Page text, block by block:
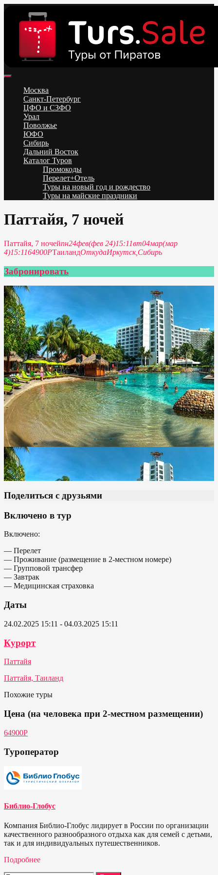
content
Низкие цены на путевки 3-7-10 ночей все включено, отдых на
море. Распродажа экскурсионных и горнолыжных туров.
Обновление каждый день. Официальный сайт Тур Сейл
Москва
Санкт-Петербург
ЦФО и СЗФО
Урал
Поволжье
ЮФО
Сибирь
Дальний Восток
Каталог Туров
Промокоды
Перелет+Отель
Туры на новый год и рождество
Туры на майские праздники
Паттайя, 7 ночей
Паттайя, 7 ночейпн24фев(фев 24)15:11вт04мар(мар
4)15:1164900РТаиландОткудаИркутск, Сибирь
Забронировать
Поделиться с друзьями
Включено в тур
Включено:
— Перелет
— Проживание (размещение в 2-местном номере)
— Групповой трансфер
— Завтрак
— Медицинская страховка
Даты
24.02.2025 15:11 - 04.03.2025 15:11
Курорт
Паттайя
Паттайя, Таиланд
Похожие туры
Цена (на человека при 2-местном размещении)
64900Р
Туроператор
Библио-Глобус
Компания Библио-Глобус лидирует в России по организации
качественного разнообразного отдыха как для семей с детьми,
так и для индивидуальных путешественников.
Подробнее